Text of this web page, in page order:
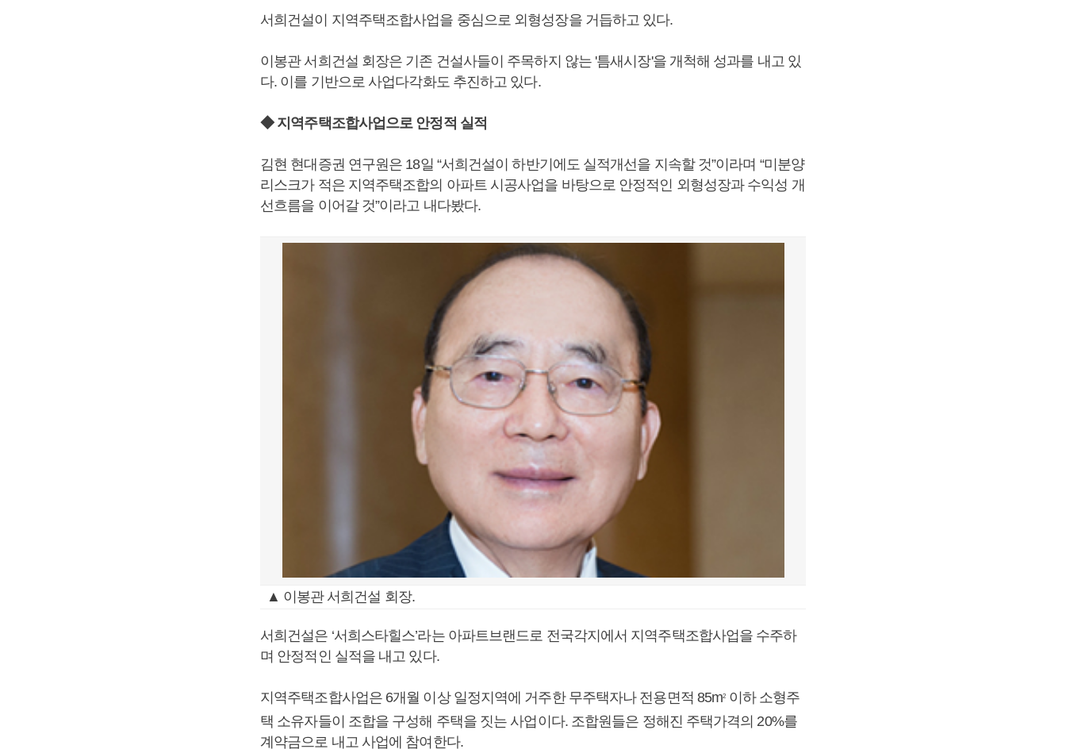
서희건설이 지역주택조합사업을 중심으로 외형성장을 거듭하고 있다.
이봉관 서희건설 회장은 기존 건설사들이 주목하지 않는 '틈새시장'을 개척해 성과를 내고 있
다. 이를 기반으로 사업다각화도 추진하고 있다.
◆ 지역주택조합사업으로 안정적 실적
김현 현대증권 연구원은 18일 “서희건설이 하반기에도 실적개선을 지속할 것”이라며 “미분양
리스크가 적은 지역주택조합의 아파트 시공사업을 바탕으로 안정적인 외형성장과 수익성 개
선흐름을 이어갈 것”이라고 내다봤다.
▲ 이봉관 서희건설 회장.
서희건설은 ‘서희스타힐스’라는 아파트브랜드로 전국각지에서 지역주택조합사업을 수주하
며 안정적인 실적을 내고 있다.
지역주택조합사업은 6개월 이상 일정지역에 거주한 무주택자나 전용면적 85m2이하 소형주
택 소유자들이 조합을 구성해 주택을 짓는 사업이다. 조합원들은 정해진 주택가격의 20%를
계약금으로 내고 사업에 참여한다.